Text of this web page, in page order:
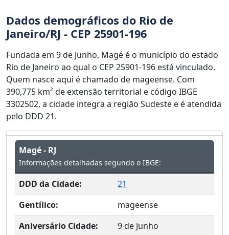
Dados demográficos do Rio de
Janeiro/RJ - CEP 25901-196
Fundada em 9 de Junho, Magé é o município do estado
Rio de Janeiro ao qual o CEP 25901-196 está vinculado.
Quem nasce aqui é chamado de mageense. Com
390,775 km² de extensão territorial e código IBGE
3302502, a cidade integra a região Sudeste e é atendida
pelo DDD 21.
Magé - RJ
Informações detalhadas segundo o IBGE:
DDD da Cidade:
21
Gentílico:
mageense
Aniversário Cidade:
9 de Junho